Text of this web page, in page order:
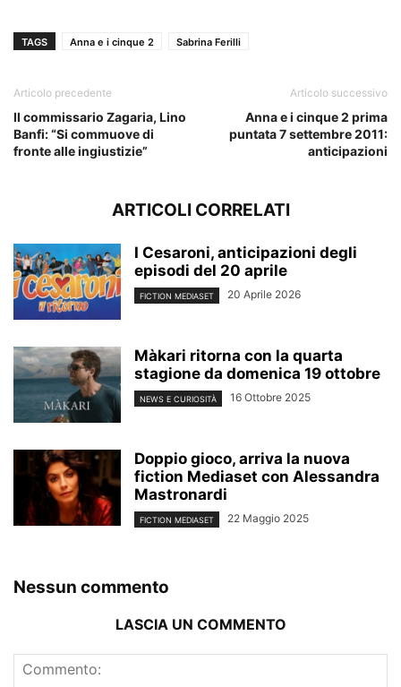
TAGS Anna e i cinque 2 Sabrina Ferilli
Articolo precedente
Il commissario Zagaria, Lino
Banfi: “Si commuove di
fronte alle ingiustizie”
Articolo successivo
Anna e i cinque 2 prima
puntata 7 settembre 2011:
anticipazioni
ARTICOLI CORRELATI
I Cesaroni, anticipazioni degli
episodi del 20 aprile
FICTION MEDIASET 20 Aprile 2026
Màkari ritorna con la quarta
stagione da domenica 19 ottobre
NEWS E CURIOSITÀ 16 Ottobre 2025
Doppio gioco, arriva la nuova
fiction Mediaset con Alessandra
Mastronardi
FICTION MEDIASET 22 Maggio 2025
Nessun commento
LASCIA UN COMMENTO